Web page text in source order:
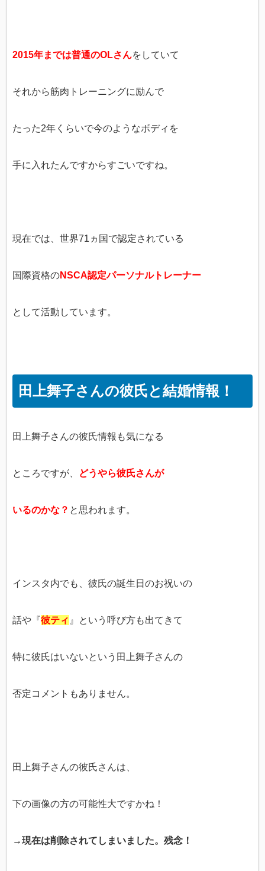
2015年までは普通のOLさんをしていて
それから筋肉トレーニングに励んで
たった2年くらいで今のようなボディを
手に入れたんですからすごいですね。
現在では、世界71ヵ国で認定されている
国際資格のNSCA認定パーソナルトレーナー
として活動しています。
田上舞子さんの彼氏と結婚情報！
田上舞子さんの彼氏情報も気になる
ところですが、 どうやら彼氏さんが
いるのかな？ と思われます。
インスタ内でも、彼氏の誕生日のお祝いの
話や『彼ティ 』という呼び方も出てきて
特に彼氏はいないという田上舞子さんの
否定コメントもありません。
田上舞子さんの彼氏さんは、
下の画像の方の可能性大ですかね！
→現在は削除されてしまいました。残念！